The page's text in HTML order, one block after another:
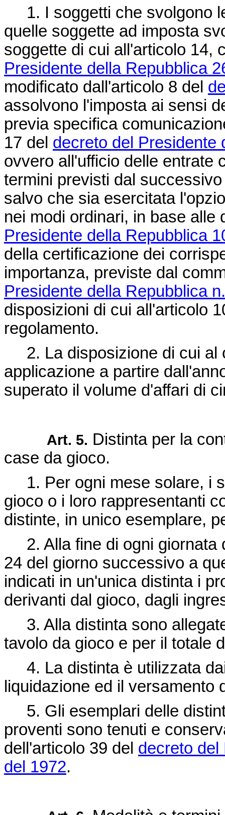
1. I soggetti che svolgono
quelle soggette ad imposta
soggette di cui all'articolo 14,
Presidente della Repubblica
modificato dall'articolo 8 del
assolvono l'imposta ai sensi
previa specifica
17 del decreto del Presidente
ovvero all'ufficio delle entrate
termini previsti dal
salvo che sia esercitata
nei modi ordinari, in base
Presidente della Repubblica
della certificazione dei
importanza, previste dal
Presidente della Repubblica
disposizioni di cui all'articolo
regolamento.
2. La disposizione di cui al
applicazione a partire
superato il volume d'affari di
Art. 5. Distinta per la
case da gioco.
1. Per ogni mese solare, i
gioco o i loro rappresentanti
distinte, in unico esemplare,
2. Alla fine di ogni giornata
24 del giorno successivo a
indicati in un'unica distinta i
derivanti dal gioco, dagli
3. Alla distinta sono
tavolo da gioco e per il totale
4. La distinta è utilizzata
liquidazione ed il versamento
5. Gli esemplari delle
proventi sono tenuti e
dell'articolo 39 del decreto del
del 1972.